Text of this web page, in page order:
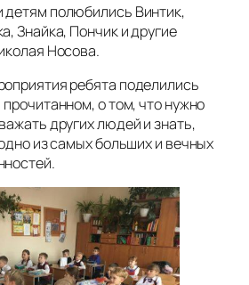
полюбились Винтик,
Знайка, Пончик и другие
Носова.
ребята поделились
о том, что нужно
других людей и знать,
из самых больших и вечных